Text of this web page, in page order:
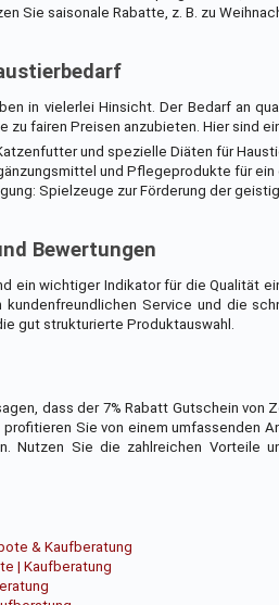
Sie saisonale Rabatte, z. B. zu
in vielerlei Hinsicht. Der Bedarf an
zu fairen Preisen anzubieten. Hier sind
und spezielle Diäten für
und Pflegeprodukte für ein
Spielzeuge zur Förderung der
Bewertungen
ein wichtiger Indikator für die Qualität
Service und die
gut strukturierte Produktauswahl.
dass der 7% Rabatt Gutschein
profitieren Sie von einem umfassenden
Nutzen Sie die zahlreichen Vorteile
& Kaufberatung
| Kaufberatung